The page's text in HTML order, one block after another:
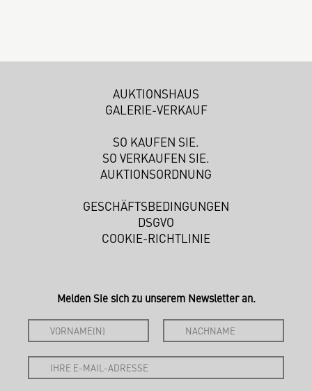
AUKTIONSHAUS
GALERIE-VERKAUF
SO KAUFEN SIE.
SO VERKAUFEN SIE.
AUKTIONSORDNUNG
GESCHÄFTSBEDINGUNGEN
DSGVO
COOKIE-RICHTLINIE
Melden Sie sich zu unserem Newsletter an.